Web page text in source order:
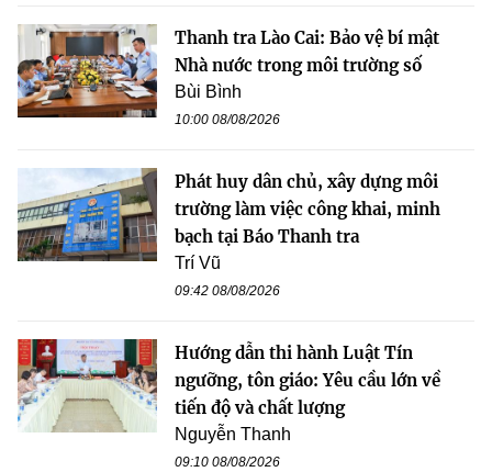
Thanh tra Lào Cai: Bảo vệ bí mật
Nhà nước trong môi trường số
Bùi Bình
10:00 08/08/2026
Phát huy dân chủ, xây dựng môi
trường làm việc công khai, minh
bạch tại Báo Thanh tra
Trí Vũ
09:42 08/08/2026
Hướng dẫn thi hành Luật Tín
ngưỡng, tôn giáo: Yêu cầu lớn về
tiến độ và chất lượng
Nguyễn Thanh
09:10 08/08/2026